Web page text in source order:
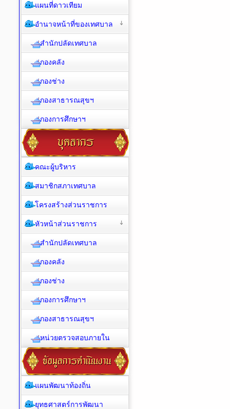
แผนที่ดาวเทียม
อำนาจหน้าที่ของเทศบาล
สำนักปลัดเทศบาล
กองคลัง
กองช่าง
กองสาธารณสุขฯ
กองการศึกษาฯ
คณะผู้บริหาร
สมาชิกสภาเทศบาล
โครงสร้างส่วนราชการ
หัวหน้าส่วนราชการ
สำนักปลัดเทศบาล
กองคลัง
กองช่าง
กองการศึกษาฯ
กองสาธารณสุขฯ
หน่วยตรวจสอบภายใน
แผนพัฒนาท้องถิ่น
ยุทธศาสตร์การพัฒนา